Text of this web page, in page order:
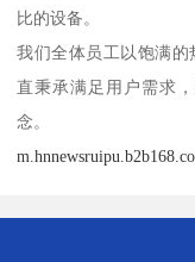
比的设备。
我们全体员工以饱满
直秉承满足用户需求
念。